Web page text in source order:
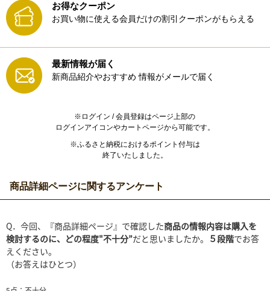
お得なクーポン
お買い物に使える会員だけの割引クーポンがもらえる
最新情報が届く
新商品紹介やおすすめ 情報がメールで届く
※ログイン / 会員登録はページ上部の
ログインアイコンやカートページから可能です。
※ふるさと納税におけるポイント付与は
終了いたしました。
商品詳細ページに関するアンケート